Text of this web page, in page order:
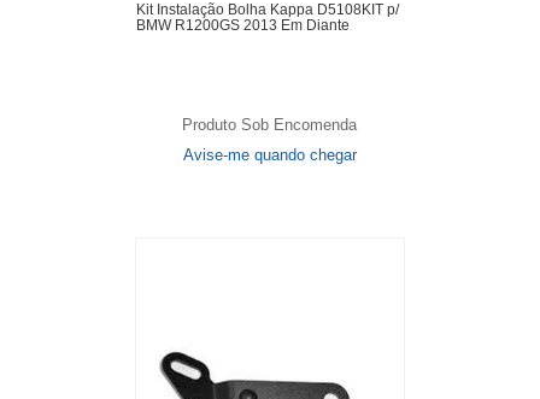
Kit Instalação Bolha Kappa D5108KIT p/
BMW R1200GS 2013 Em Diante
Produto Sob Encomenda
Avise-me quando chegar